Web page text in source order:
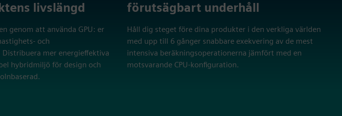
livslängd
genom att använda GPU: er
och
mer energieffektiva
hybridmiljö för design och
förutsägbart underhåll
Håll dig steget före dina produkter i den verkliga världen
med upp till 6 gånger snabbare exekvering av de mest
intensiva beräkningsoperationerna jämfört med en
motsvarande CPU-konfiguration.